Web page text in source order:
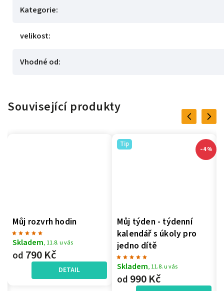
Kategorie:
velikost:
Vhodné od:
Související produkty
Previous
Můj rozvrh hodin
Skladem, 11.8. u vás
od790 Kč
DETAIL
Tip
–4 %
Můj týden - týdenní
kalendář s úkoly pro
jedno dítě
Skladem, 11.8. u vás
od990 Kč
Next